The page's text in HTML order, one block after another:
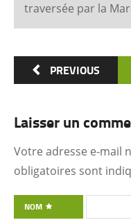
traversée par la
affluents du
synonyme de la
universel Créée ex
un événement
l’urbanisme de la
Boigny et ses
Clément Cacoub
PREVIOUS
Laisser un
Votre adresse e-mail
obligatoires sont
NOM